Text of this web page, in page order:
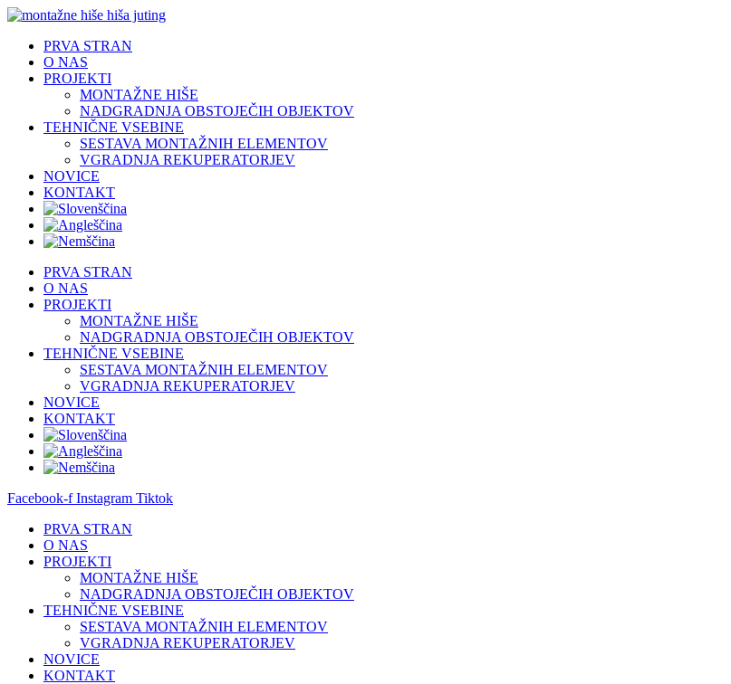
Skip
contentPRVA STRAN
O NAS
PROJEKTI
MONTAŽNE HIŠE
NADGRADNJA OBSTOJEČIH OBJEKTOV
TEHNIČNE VSEBINE
SESTAVA MONTAŽNIH ELEMENTOV
VGRADNJA REKUPERATORJEV
NOVICE
KONTAKT
PRVA STRAN
O NAS
PROJEKTI
MONTAŽNE HIŠE
NADGRADNJA OBSTOJEČIH OBJEKTOV
TEHNIČNE VSEBINE
SESTAVA MONTAŽNIH ELEMENTOV
VGRADNJA REKUPERATORJEV
NOVICE
KONTAKT
Facebook-f Instagram Tiktok
PRVA STRAN
O NAS
PROJEKTI
MONTAŽNE HIŠE
NADGRADNJA OBSTOJEČIH OBJEKTOV
TEHNIČNE VSEBINE
SESTAVA MONTAŽNIH ELEMENTOV
VGRADNJA REKUPERATORJEV
NOVICE
KONTAKT